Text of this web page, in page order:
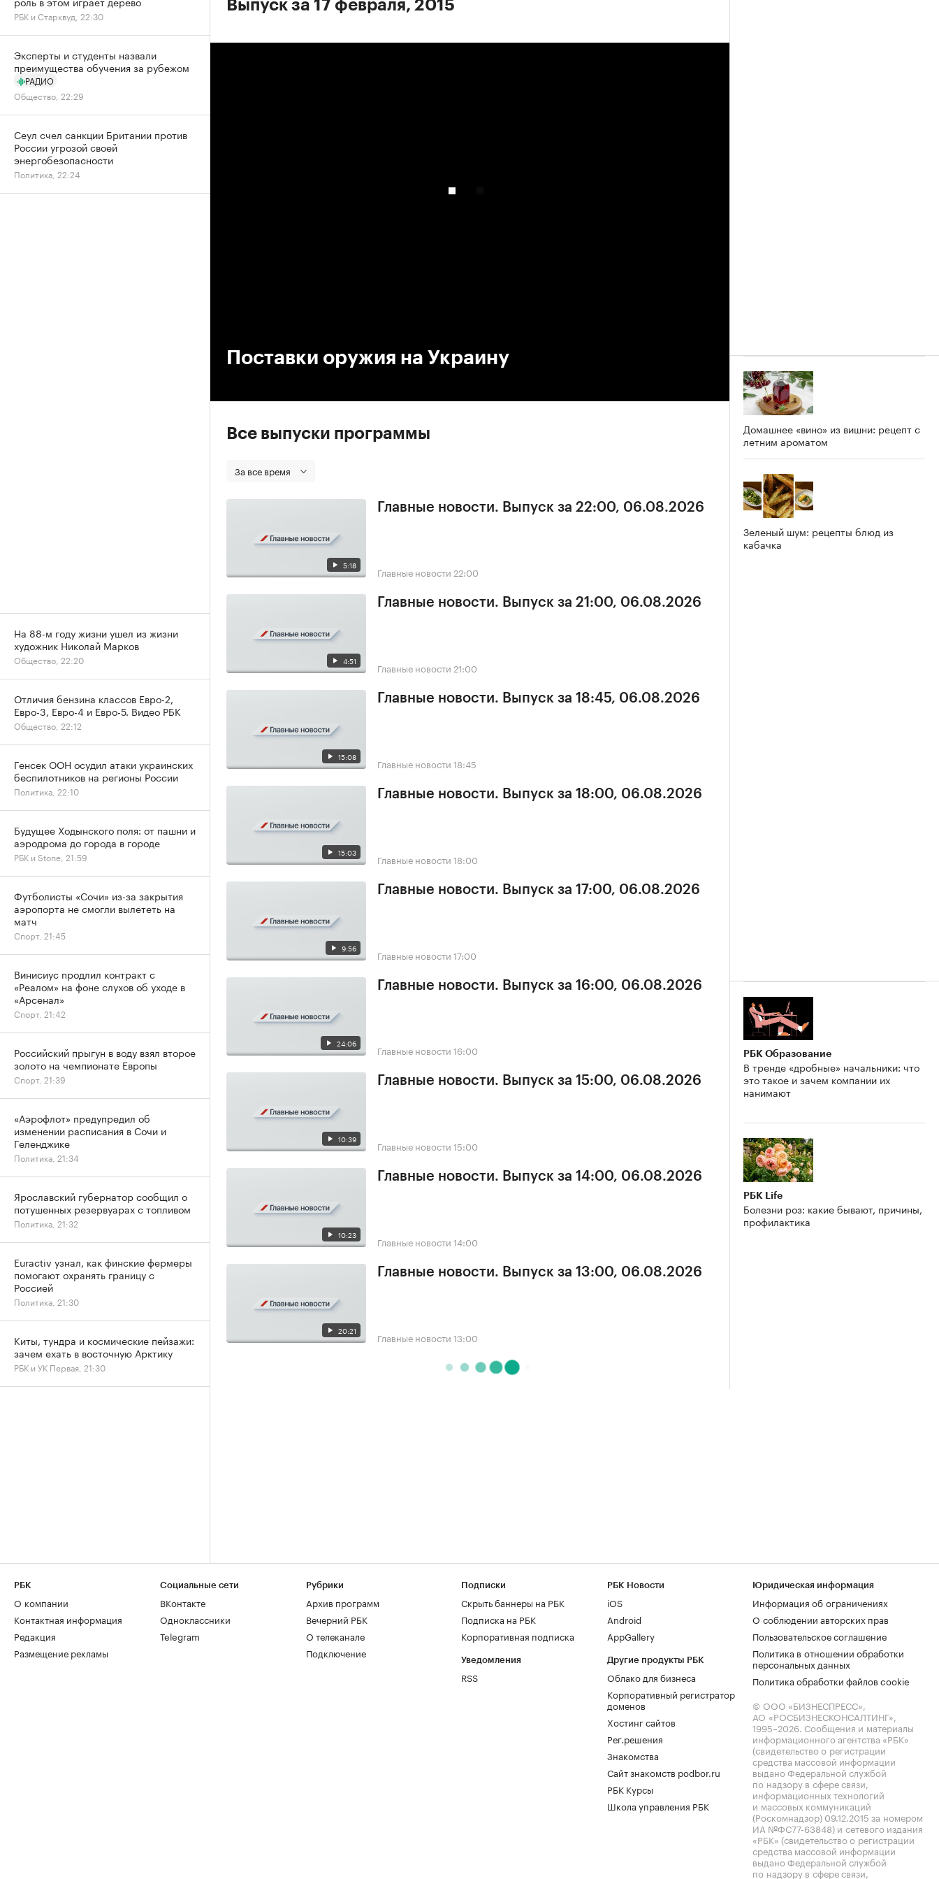
Выпуск за 17 февраля, 2015
Поставки оружия на Украину
Все выпуски программы
За все время
5:18
Главные новости. Выпуск за 22:00, 06.08.2026
Главные новости 22:00
4:51
Главные новости. Выпуск за 21:00, 06.08.2026
Главные новости 21:00
15:08
Главные новости. Выпуск за 18:45, 06.08.2026
Главные новости 18:45
15:03
Главные новости. Выпуск за 18:00, 06.08.2026
Главные новости 18:00
9:56
Главные новости. Выпуск за 17:00, 06.08.2026
Главные новости 17:00
24:06
Главные новости. Выпуск за 16:00, 06.08.2026
Главные новости 16:00
10:39
Главные новости. Выпуск за 15:00, 06.08.2026
Главные новости 15:00
10:23
Главные новости. Выпуск за 14:00, 06.08.2026
Главные новости 14:00
20:21
Главные новости. Выпуск за 13:00, 06.08.2026
Главные новости 13:00
Домашнее «вино» из вишни: рецепт с
летним ароматом
Зеленый шум: рецепты блюд из
кабачка
РБК Образование
В тренде «дробные» начальники: что
это такое и зачем компании их
нанимают
РБК Life
Болезни роз: какие бывают, причины,
профилактика
РБК и Старквуд, 22:30
Эксперты и студенты назвали
преимущества обучения за рубежом
РАДИО
Общество, 22:29
Сеул счел санкции Британии против
России угрозой своей
энергобезопасности
Политика, 22:24
На 88-м году жизни ушел из жизни
художник Николай Марков
Общество, 22:20
Отличия бензина классов Евро-2,
Евро-3, Евро-4 и Евро-5. Видео РБК
Общество, 22:12
Генсек ООН осудил атаки украинских
беспилотников на регионы России
Политика, 22:10
Будущее Ходынского поля: от пашни и
аэродрома до города в городе
РБК и Stone, 21:59
Футболисты «Сочи» из-за закрытия
аэропорта не смогли вылететь на
матч
Спорт, 21:45
Винисиус продлил контракт с
«Реалом» на фоне слухов об уходе в
«Арсенал»
Спорт, 21:42
Российский прыгун в воду взял второе
золото на чемпионате Европы
Спорт, 21:39
«Аэрофлот» предупредил об
изменении расписания в Сочи и
Геленджике
Политика, 21:34
Ярославский губернатор сообщил о
потушенных резервуарах с топливом
Политика, 21:32
Euractiv узнал, как финские фермеры
помогают охранять границу с
Россией
Политика, 21:30
Киты, тундра и космические пейзажи:
зачем ехать в восточную Арктику
РБК и УК Первая, 21:30
РБК
О компании
Контактная информация
Редакция
Размещение рекламы
Социальные сети
ВКонтакте
Одноклассники
Telegram
Рубрики
Архив программ
Вечерний РБК
О телеканале
Подключение
Подписки
Скрыть баннеры на РБК
Подписка на РБК
Корпоративная подписка
Уведомления
RSS
РБК Новости
iOS
Android
AppGallery
Другие продукты РБК
Облако для бизнеса
Корпоративный регистратор
доменов
Хостинг сайтов
Рег.решения
Знакомства
Сайт знакомств podbor.ru
РБК Курсы
Школа управления РБК
Юридическая информация
Информация об ограничениях
О соблюдении авторских прав
Пользовательское соглашение
Политика в отношении обработки
персональных данных
Политика обработки файлов cookie
© ООО «БИЗНЕСПРЕСС»,
АО «РОСБИЗНЕСКОНСАЛТИНГ»,
1995–2026. Сообщения и материалы
информационного агентства «РБК»
(свидетельство о регистрации
средства массовой информации
выдано Федеральной службой
по надзору в сфере связи,
информационных технологий
и массовых коммуникаций
(Роскомнадзор) 09.12.2015 за номером
ИА №ФС77-63848) и сетевого издания
«РБК» (свидетельство о регистрации
средства массовой информации
выдано Федеральной службой
по надзору в сфере связи,